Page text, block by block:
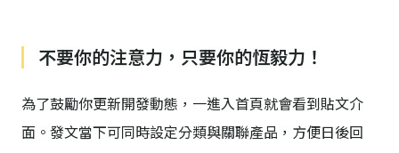
不要你的注意力，只要你的恆毅力！
為了鼓勵你更新開發動態，一進入首頁就會看到貼文介
面。發文當下可同時設定分類與關聯產品，方便日後回